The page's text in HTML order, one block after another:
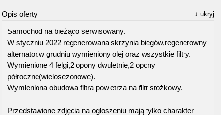
Opis oferty ukryj
Samochód na bieżąco serwisowany.
W styczniu 2022 regenerowana skrzynia biegów,regenerowny
alternator,w grudniu wymieniony olej oraz wszystkie filtry.
Wymienione 4 felgi,2 opony dwuletnie,2 opony
półroczne(wielosezonowe).
Wymieniona obudowa filtra powietrza na filtr stożkowy.
Przedstawione zdjęcia na ogłoszeniu mają tylko charakter